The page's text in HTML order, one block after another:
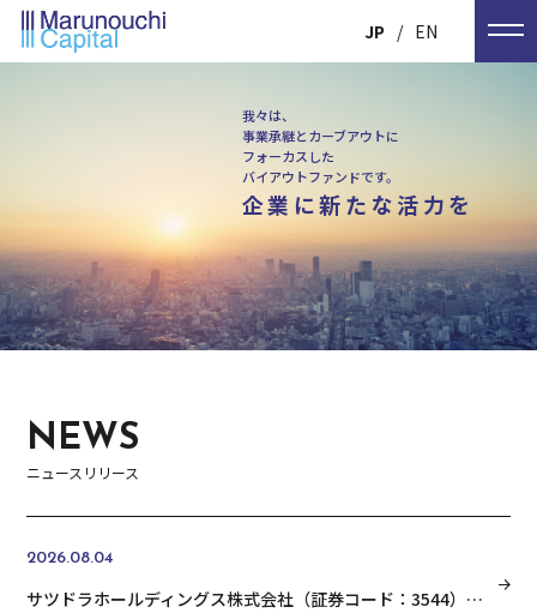
EN
JP
我々は、
事業承継とカーブアウトに
フォーカスした
バイアウトファンドです。
企業に新たな活力を
NEWS
ニュースリリース
2026.08.04
サツドラホールディングス株式会社（証券コード：3544）の普通株式に対する公開買付けの結果に関するお知らせ